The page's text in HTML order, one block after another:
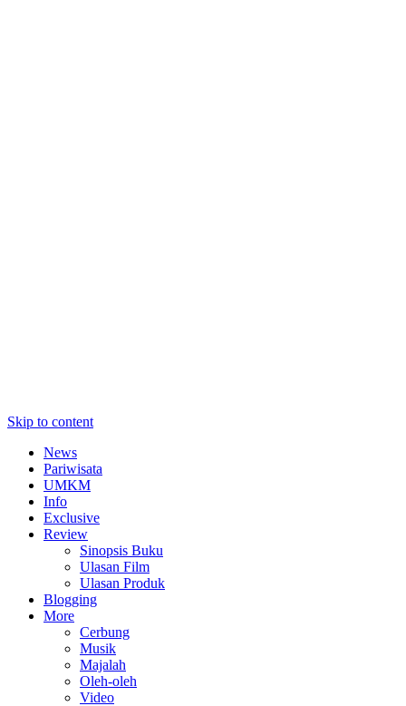
Skip to content
News
Pariwisata
UMKM
Info
Exclusive
Review
Sinopsis Buku
Ulasan Film
Ulasan Produk
Blogging
More
Cerbung
Musik
Majalah
Oleh-oleh
Video